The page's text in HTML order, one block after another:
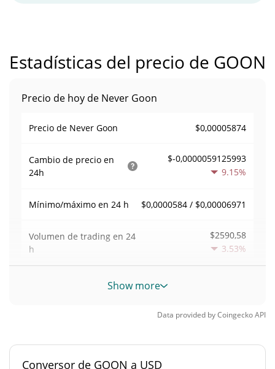
Estadísticas del precio de GOON
Precio de hoy de Never Goon
Precio de Never Goon $0,00005874
Cambio de precio en
24h
$-0,0000059125993
9.15%
Mínimo/máximo en 24 h $0,0000584 / $0,00006971
Volumen de trading en 24
h
$2590,58
3.53%
Volumen/capitalización de
Show more
Data provided byCoingeckoAPI
Conversor de GOON a USD